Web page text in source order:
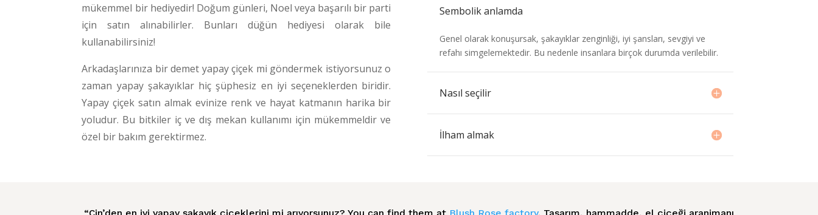
mükemmel bir hediyedir! Doğum günleri, Noel veya başarılı bir parti
için satın alınabilirler. Bunları düğün hediyesi olarak bile
kullanabilirsiniz!
Arkadaşlarınıza bir demet yapay çiçek mi göndermek istiyorsunuz o
zaman yapay şakayıklar hiç şüphesiz en iyi seçeneklerden biridir.
Yapay çiçek satın almak evinize renk ve hayat katmanın harika bir
yoludur. Bu bitkiler iç ve dış mekan kullanımı için mükemmeldir ve
özel bir bakım gerektirmez.
Sembolik anlamda
Genel olarak konuşursak, şakayıklar zenginliği, iyi şansları, sevgiyi ve
refahı simgelemektedir. Bu nedenle insanlara birçok durumda verilebilir.
Nasıl seçilir
İlham almak